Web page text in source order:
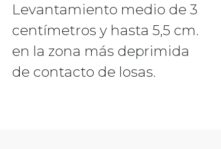
Levantamiento medio de 3
centímetros y hasta 5,5 cm.
en la zona más deprimida
de contacto de losas.